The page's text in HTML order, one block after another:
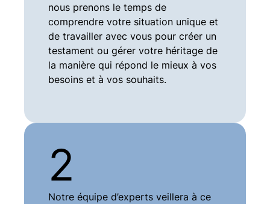
nous prenons le temps de
comprendre votre situation unique et
de travailler avec vous pour créer un
testament ou gérer votre héritage de
la manière qui répond le mieux à vos
besoins et à vos souhaits.
2
Notre équipe d’experts veillera à ce